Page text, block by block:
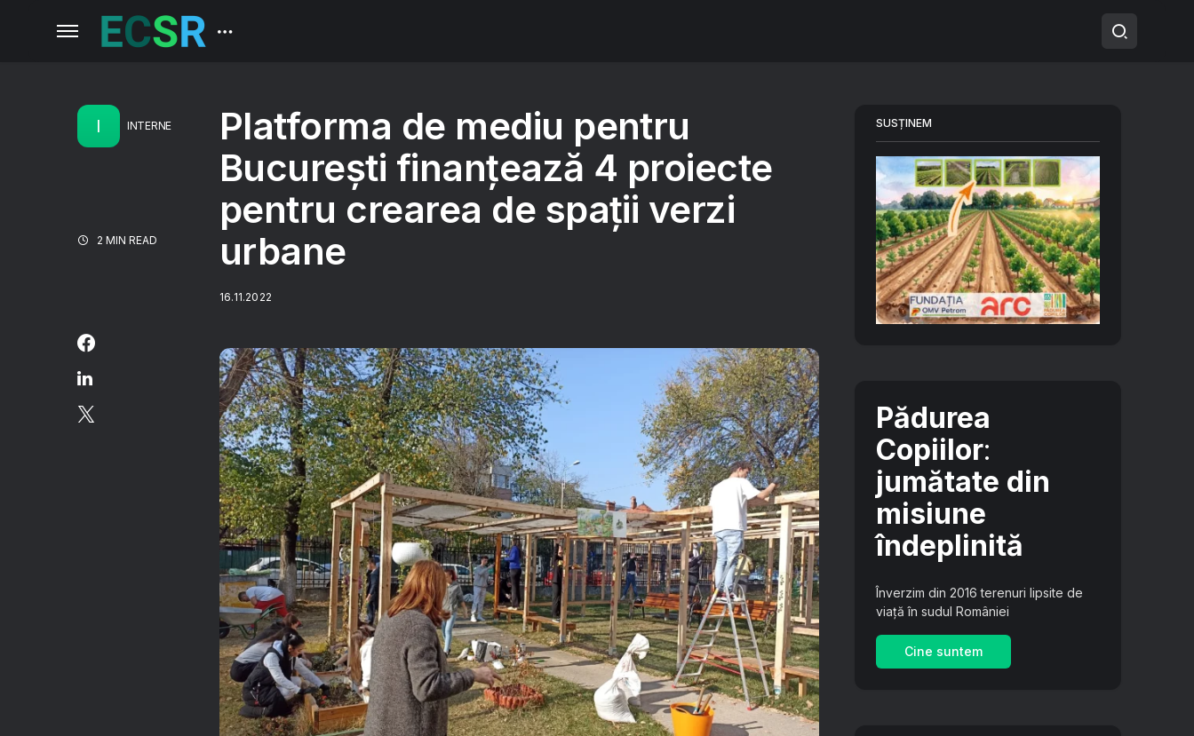
I INTERNE
2 MIN READ
Platforma de mediu pentru
București finanțează 4 proiecte
pentru crearea de spații verzi
urbane
16.11.2022
SUSȚINEM
Pădurea
Copiilor:
jumătate din
misiune
îndeplinită
Înverzim din 2016 terenuri lipsite de
viață în sudul României
Cine suntem